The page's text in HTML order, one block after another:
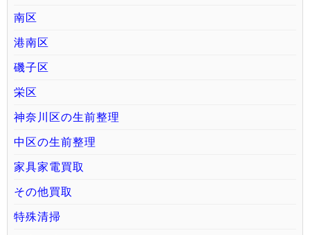
南区
港南区
磯子区
栄区
神奈川区の生前整理
中区の生前整理
家具家電買取
その他買取
特殊清掃